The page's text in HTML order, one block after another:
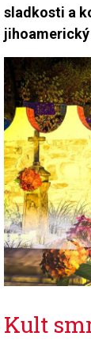
sladkosti a
Kult